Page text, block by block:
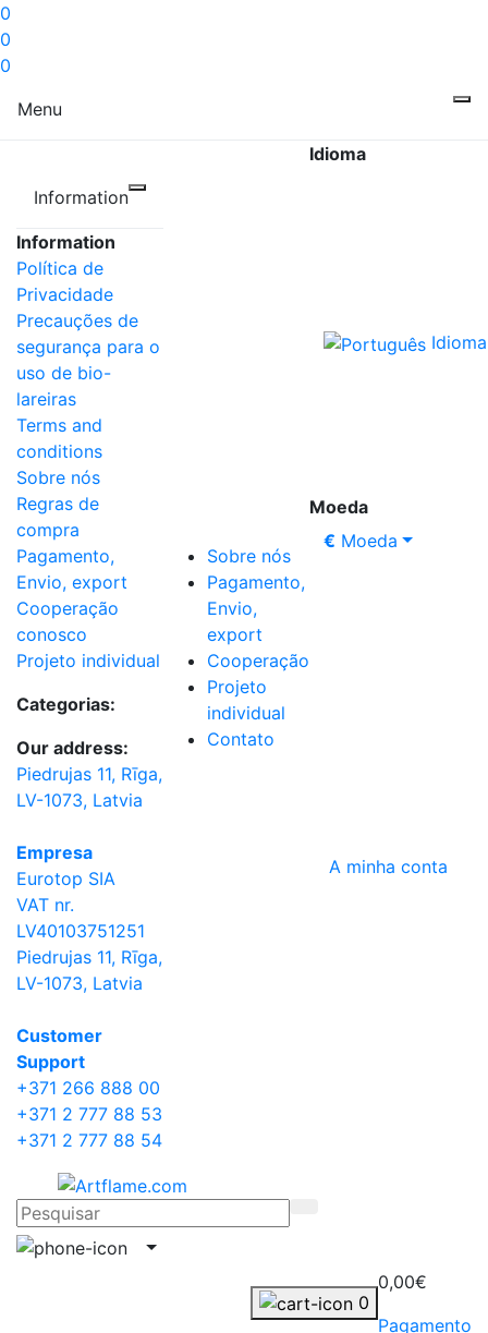
0
0
0
Menu
Information
Information
Política de
Privacidade
Precauções de
segurança para o
uso de bio-
lareiras
Terms and
conditions
Sobre nós
Regras de
compra
Pagamento,
Envio, export
Cooperação
conosco
Projeto individual
Categorias:
Our address:
Piedrujas 11, Rīga,
LV-1073, Latvia
Empresa
Eurotop SIA
VAT nr.
LV40103751251
Piedrujas 11, Rīga,
LV-1073, Latvia
Сustomer
Support
+371 266 888 00
+371 2 777 88 53
+371 2 777 88 54
Sobre nós
Pagamento,
Envio,
export
Cooperação
Projeto
individual
Contato
Idioma
Idioma
Moeda
€ Moeda
A minha conta
0
0,00€
Pagamento